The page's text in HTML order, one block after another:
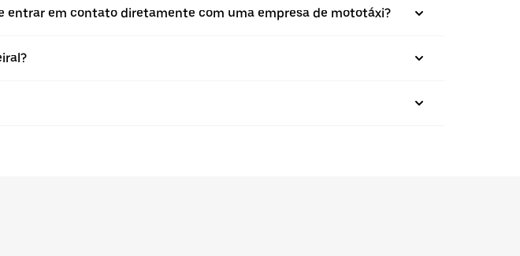
entrar em contato diretamente com uma empresa de mototáxi?